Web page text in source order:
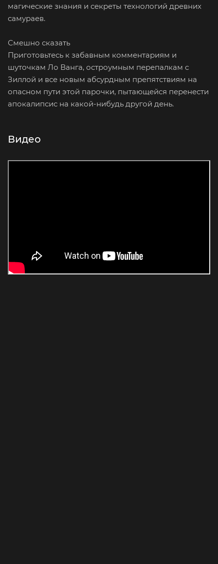
магические знания и секреты технологий древних
самураев.
Смешно сказать
Приготовьтесь к забавным комментариям и
шуточкам Ло Ванга, остроумным перепалкам с
Зиллой и все новым абсурдным препятствиям на
опасном пути этой парочки, пытающейся перенести
апокалипсис на какой-нибудь другой день.
Видео